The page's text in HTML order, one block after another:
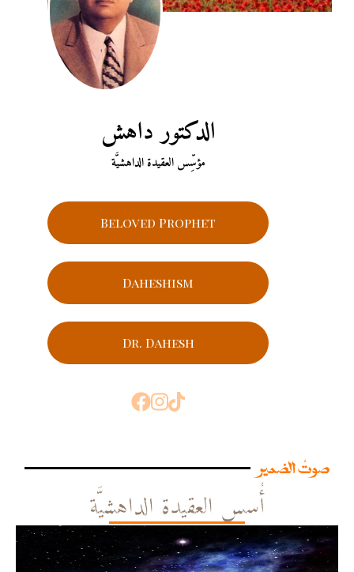
الدكتور داهش
مؤسِّس العقيدة الداهشيَّة
Beloved Prophet
Daheshism
Dr. Dahesh
صوتُ الضمير
أُسس العقيدة الداهشيَّة